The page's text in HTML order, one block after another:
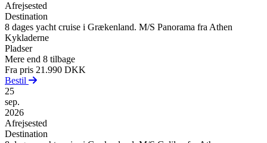
Afrejsested
Destination
8 dages yacht cruise i Grækenland. M/S Panorama fra Athen
Kykladerne
Pladser
Mere end 8 tilbage
Fra pris 21.990 DKK
Bestil
25
sep.
2026
Afrejsested
Destination